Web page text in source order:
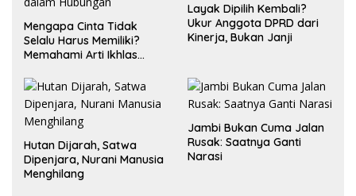
Mengapa Cinta Tidak
Selalu Harus Memiliki?
Memahami Arti Ikhlas
Layak Dipilih Kembali?
Ukur Anggota DPRD dari
Kinerja, Bukan Janji
Hutan Dijarah, Satwa
Dipenjara, Nurani Manusia
Menghilang
Jambi Bukan Cuma Jalan
Rusak: Saatnya Ganti
Narasi